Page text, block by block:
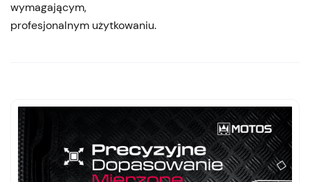
wymagającym,
profesjonalnym użytkowaniu.